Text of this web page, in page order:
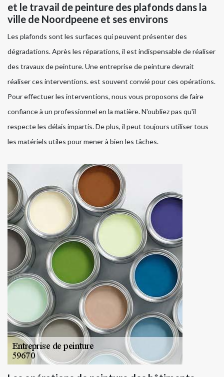
et le travail de peinture des plafonds dans la
ville de Noordpeene et ses environs
Les plafonds sont les surfaces qui peuvent présenter des
dégradations. Après les réparations, il est indispensable de réaliser
des travaux de peinture. Une entreprise de peinture devrait
réaliser ces interventions. est souvent convié pour ces opérations.
Pour effectuer les interventions, nous vous proposons de faire
confiance à un professionnel en la matière. N'oubliez pas qu'il
respecte les délais impartis. De plus, il peut toujours utiliser tous
les matériels utiles pour mener à bien les tâches.